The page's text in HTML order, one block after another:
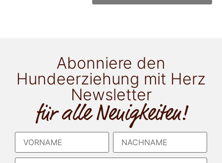
Abonniere den
Hundeerziehung mit Herz
Newsletter
für alle Neuigkeiten!